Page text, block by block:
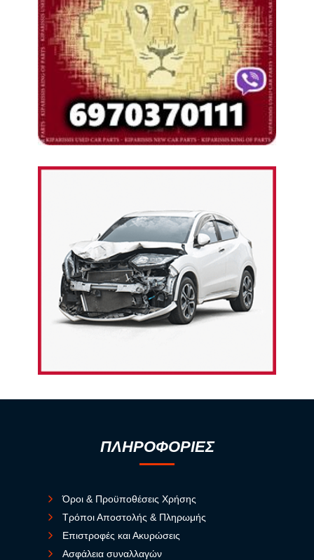
ΠΛΗΡΟΦΟΡΙΕΣ
Όροι & Προϋποθέσεις Χρήσης
Τρόποι Αποστολής & Πληρωμής
Επιστροφές και Ακυρώσεις
Ασφάλεια συναλλαγών